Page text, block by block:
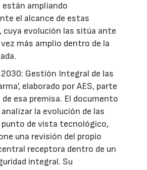
están ampliando
el alcance de estas
cuya evolución las sitúa ante
vez más amplio dentro de la
Gestión Integral de las
elaborado por AES, parte
esa premisa. El documento
la evolución de las
punto de vista tecnológico,
una revisión del propio
receptora dentro de un
integral. Su